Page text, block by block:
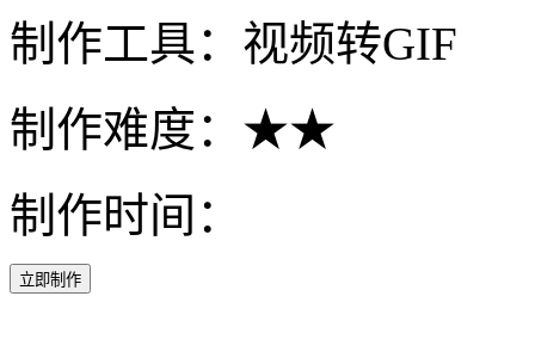
制作工具：视频转GIF
制作难度：★★
制作时间：
立即制作